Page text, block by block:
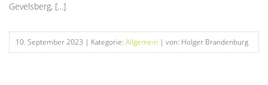
Gevelsberg, […]
10. September 2023 | Kategorie: Allgemein | von: Holger Brandenburg